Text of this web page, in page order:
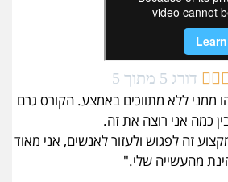

 דורג 5 מתוך 5
ממני ללא מתווכים באמצע. הקורס גרם
כמה אני רוצה את זה.
זה לפגוש ולעזור לאנשים, אני מאוד
מהעשייה שלי."